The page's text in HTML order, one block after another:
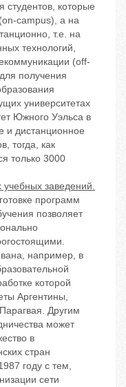
студентов, которые
campus), а на
т.е. на
технологий,
(off-
получения
университетах
Южного Уэльса в
и дистанционное
тогда, как
только 3000
учебных заведений.
программ
позволяет
например, в
которой
Аргентины,
Другим
может
в
стран
году с тем,
сети